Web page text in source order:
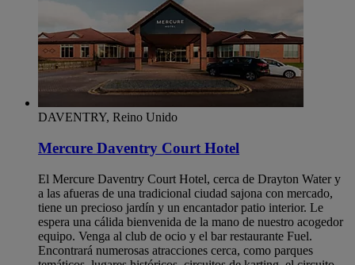
DAVENTRY, Reino Unido
Mercure Daventry Court Hotel
El Mercure Daventry Court Hotel, cerca de Drayton Water y
a las afueras de una tradicional ciudad sajona con mercado,
tiene un precioso jardín y un encantador patio interior. Le
espera una cálida bienvenida de la mano de nuestro acogedor
equipo. Venga al club de ocio y el bar restaurante Fuel.
Encontrará numerosas atracciones cerca, como parques